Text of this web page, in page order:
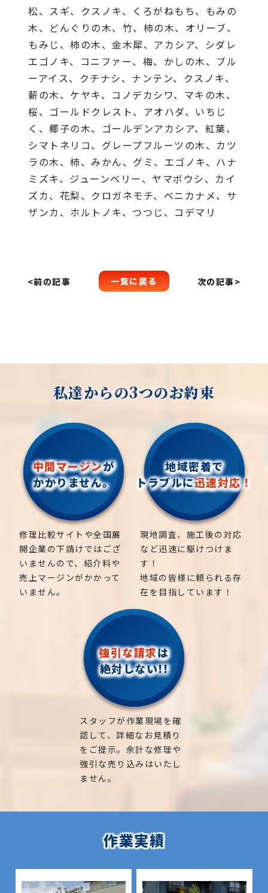
松、スギ、クスノキ、くろがねもち、もみの
木、どんぐりの木、竹、柿の木、オリーブ、
もみじ、柿の木、金木犀、アカシア、シダレ
エゴノキ、コニファー、梅、かしの木、ブル
ーアイス、クチナシ、ナンテン、クスノキ、
薪の木、ケヤキ、コノデカシワ、マキの木、
桜、ゴールドクレスト、アオハダ、いちじ
く、椰子の木、ゴールデンアカシア、紅葉、
シマトネリコ、グレープフルーツの木、カツ
ラの木、柿、みかん、グミ、エゴノキ、ハナ
ミズキ、ジューンベリー、ヤマボウシ、カイ
ズカ、花梨、クロガネモチ、ベニカナメ、サ
ザンカ、ホルトノキ、つつじ、コデマリ
<前の記事 一覧に戻る 次の記事>
私達からの3つのお約束
中間マージンが
かかりません。
修理比較サイトや全国展
開企業の下請けではござ
いませんので、紹介料や
売上マージンがかかって
いません。
地域密着で
トラブルに迅速対応！
現地調査、施工後の対応
など迅速に駆けつけま
す！
地域の皆様に頼られる存
在を目指しています！
強引な請求は
絶対しない!!
スタッフが作業現場を確
認して、詳細なお見積り
をご提示。余計な修理や
強引な売り込みはいたし
ません。
作業実績